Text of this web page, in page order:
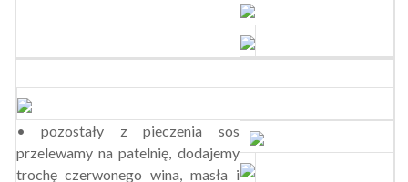
• pozostały z pieczenia sos
przelewamy na patelnię, dodajemy
trochę czerwonego wina, masła i